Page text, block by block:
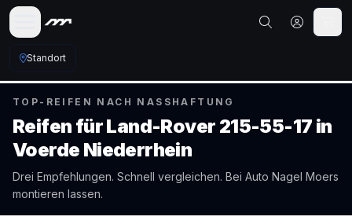
Standort
TOP-REIFEN NACH NASSHAFTUNG
Reifen fürLand-Rover 215-55-17 in
Voerde Niederrhein
Drei Empfehlungen. Schnell vergleichen. Bei Auto Nagel Moers
montieren lassen.